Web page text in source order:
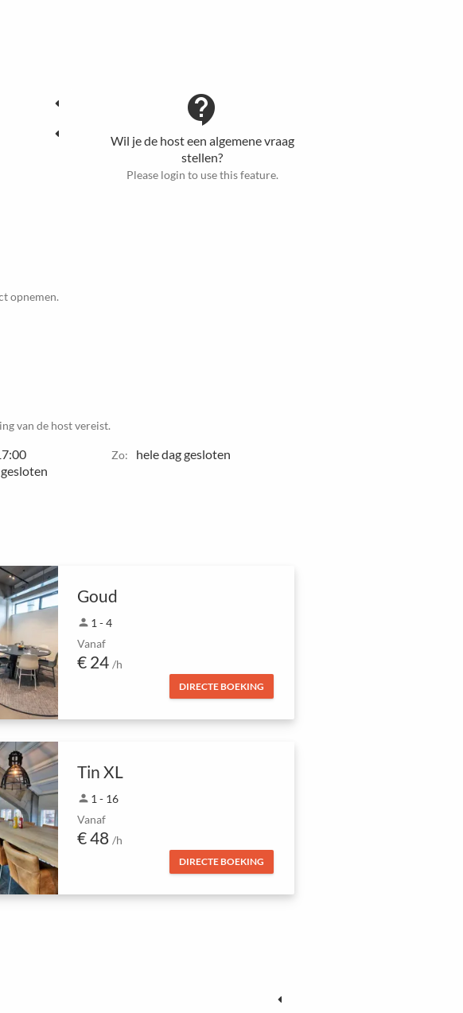
contact_support
Wil je de host een algemene vraag
stellen?
Please login to use this feature.
opnemen.
van de host vereist.
Zo: hele dag gesloten
Goud
person 1 - 4
Vanaf
€ 24 /h
DIRECTE BOEKING
Tin XL
person 1 - 16
Vanaf
€ 48 /h
DIRECTE BOEKING